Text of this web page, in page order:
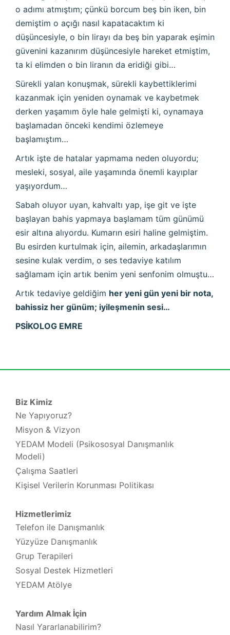
o adımı atmıştım; çünkü borcum beş bin iken, bin
demiştim o açığı nasıl kapatacaktım ki
düşüncesiyle, o bin lirayı da beş bin yaparak eşimin
güvenini kazanırım düşüncesiyle hareket etmiştim,
ta ki elimden o bin liranın da eridiği gibi…
Sürekli yalan konuşmak, sürekli kaybettiklerimi
kazanmak için yeniden oynamak ve kaybetmek
derken yaşamım öyle hale gelmişti ki, oynamaya
başlamadan önceki kendimi özlemeye
başlamıştım…
Artık işte de hatalar yapmama neden oluyordu;
mesleki, sosyal, aile yaşamında önemli kayıplar
yaşıyordum…
Sabah oluyor uyan, kahvaltı yap, işe git ve işte
başlayan bahis yapmaya başlamam tüm günümü
esir altına alıyordu. Kumarın esiri haline gelmiştim.
Bu esirden kurtulmak için, ailemin, arkadaşlarımın
sesine kulak verdim, o ses tedaviye katılım
sağlamam için artık benim yeni senfonim olmuştu…
Artık tedaviye geldiğim her yeni gün yeni bir nota,
bahissiz her günüm; iyileşmenin sesi…
PSİKOLOG EMRE
Biz Kimiz
Ne Yapıyoruz?
Misyon & Vizyon
YEDAM Modeli (Psikososyal Danışmanlık
Modeli)
Çalışma Saatleri
Kişisel Verilerin Korunması Politikası
Hizmetlerimiz
Telefon ile Danışmanlık
Yüzyüze Danışmanlık
Grup Terapileri
Sosyal Destek Hizmetleri
YEDAM Atölye
Yardım Almak İçin
Nasıl Yararlanabilirim?